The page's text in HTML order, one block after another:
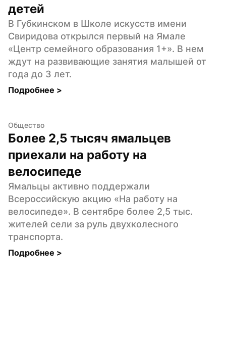
детей
В Губкинском в Школе искусств имени
Свиридова открылся первый на Ямале
«Центр семейного образования 1+». В нем
ждут на развивающие занятия малышей от
года до 3 лет.
Подробнее >
Общество
Более 2,5 тысяч ямальцев
приехали на работу на
велосипеде
Ямальцы активно поддержали
Всероссийскую акцию «На работу на
велосипеде». В сентябре более 2,5 тыс.
жителей сели за руль двухколесного
транспорта.
Подробнее >